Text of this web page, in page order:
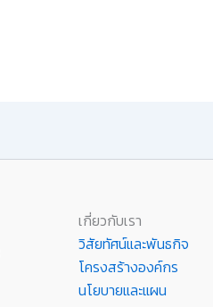
เกี่ยวกับเรา
วิสัยทัศน์และพันธกิจ
โครงสร้างองค์กร
นโยบายและแผน